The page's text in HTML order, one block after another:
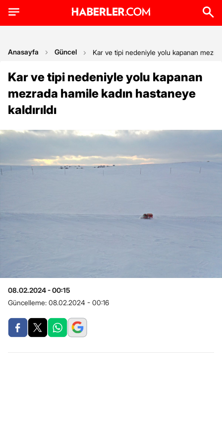
Anasayfa Güncel Kar ve tipi nedeniyle yolu kapanan
Kar ve tipi nedeniyle yolu kapanan
mezrada hamile kadın hastaneye
kaldırıldı
08.02.2024 - 00:15
Güncelleme: 08.02.2024 - 00:16